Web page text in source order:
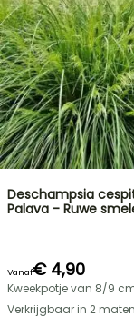
Deschampsia
Palava - Ruwe
Vanaf€ 4,90
Kweekpotje van 8/9
Verkrijgbaar in 2 maten